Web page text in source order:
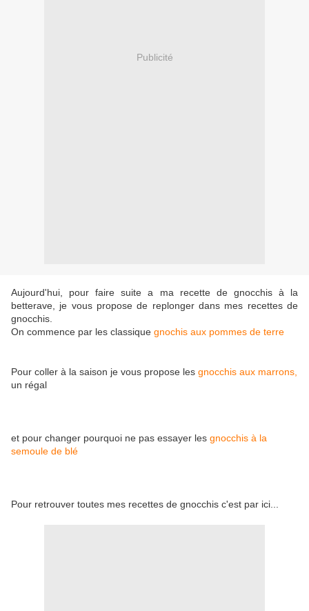
Publicité
Aujourd'hui, pour faire suite a ma recette de gnocchis à la
betterave, je vous propose de replonger dans mes recettes de
gnocchis.
On commence par les classique gnochis aux pommes de terre
Pour coller à la saison je vous propose les gnocchis aux marrons,
un régal
et pour changer pourquoi ne pas essayer les gnocchis à la
semoule de blé
Pour retrouver toutes mes recettes de gnocchis c'est par ici...